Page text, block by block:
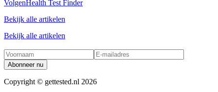
VolgenHealth Test Finder
Bekijk alle artikelen
Bekijk alle artikelen
Abonneer nu
Copyright © gettested.nl 2026